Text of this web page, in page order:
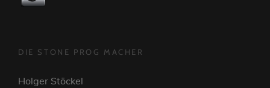
DIE STONE PROG MACHER
Holger Stöckel